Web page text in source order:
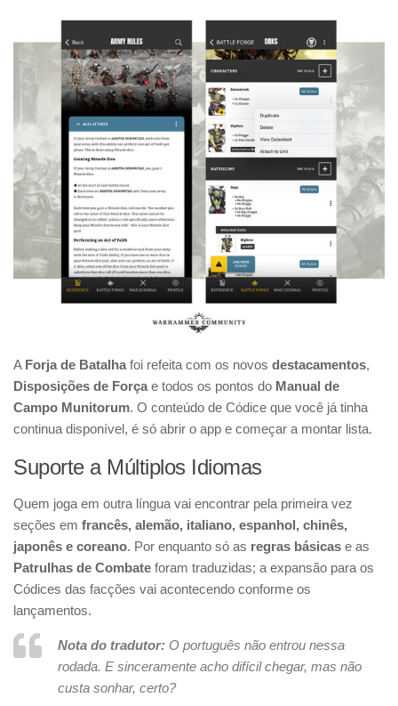
A Forja de Batalhafoi refeita com os novos destacamentos,
Disposições de Forçae todos os pontos do Manual de
Campo Munitorum. O conteúdo de Códice que você já tinha
continua disponível, é só abrir o app e começar a montar lista.
Suporte a Múltiplos Idiomas
Quem joga em outra língua vai encontrar pela primeira vez
seções em francês, alemão, italiano, espanhol, chinês,
japonês e coreano. Por enquanto só as regras básicas e as
Patrulhas de Combate foram traduzidas; a expansão para os
Códices das facções vai acontecendo conforme os
lançamentos.
Nota do tradutor: O português não entrou nessa
rodada. E sinceramente acho difícil chegar, mas não
custa sonhar, certo?